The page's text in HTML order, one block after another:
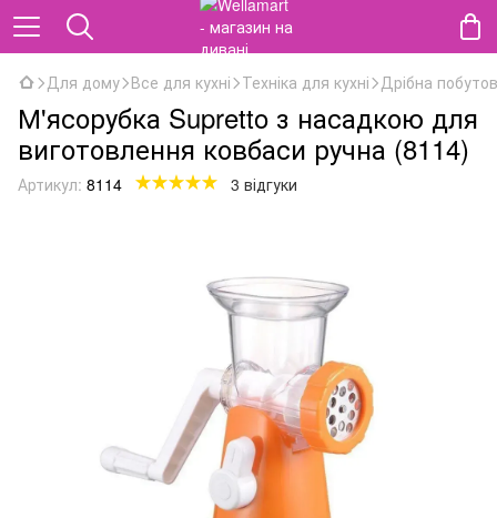
Для дому Все для кухні Техніка для кухні Дрібна
М'ясорубка Supretto з насадкою для
виготовлення ковбаси ручна (8114)
Артикул: 8114 3 відгуки